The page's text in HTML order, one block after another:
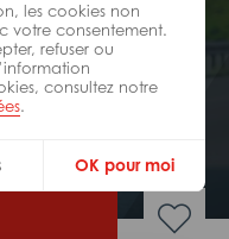
les cookies non
votre consentement.
refuser ou
consultez notre
.
OK pour moi